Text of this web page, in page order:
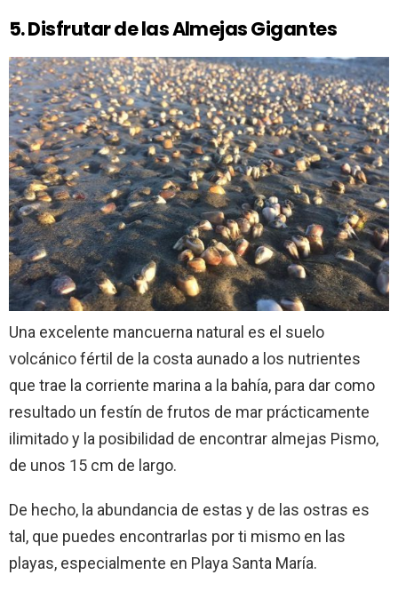
5. Disfrutar de las Almejas Gigantes
Una excelente mancuerna natural es el suelo
volcánico fértil de la costa aunado a los nutrientes
que trae la corriente marina a la bahía, para dar como
resultado un festín de frutos de mar prácticamente
ilimitado y la posibilidad de encontrar almejas Pismo,
de unos 15 cm de largo.
De hecho, la abundancia de estas y de las ostras es
tal, que puedes encontrarlas por ti mismo en las
playas, especialmente en Playa Santa María.